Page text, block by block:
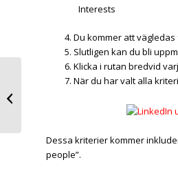
Interests
Du kommer att
Slutligen kan du bli
Klicka i rutan bredvid
När du har valt alla
Dessa kriterier kommer
people”.
Nyheter för LinkedIn